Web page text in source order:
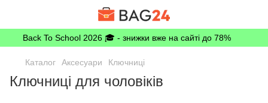
Back To School 2026 🎓 - знижки вже на сайті до 78%
Каталог Аксесуари Ключниці
Ключниці для чоловіків